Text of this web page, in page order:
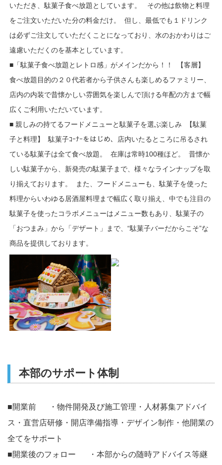
いただき、駄菓子食べ放題としています。 その他は飲物と料理
をご注文いただいた分の料金だけ。 但し、最低でも１ドリンク
は必ずご注文していただくことになっており、水のおかわりはご
遠慮いただくのを基本としています。
■「駄菓子食べ放題とレトロ感」がメインだから！！ 【客層】
食べ放題目的の２０代若者から子供さんも楽しめるファミリー、
店内の内装で昔懐かしい雰囲気を楽しんで頂ける年配の方まで幅
広くご利用いただいています。
■ 親しみの持てるフードメニューと駄菓子を選ぶ楽しみ 【駄菓
子と料理】 駄菓子ｺｰﾅｰをはじめ、店内いたるところに吊るされ
ている駄菓子は全て食べ放題。 在庫は常時100種ほど。 昔懐か
しい駄菓子から、新発売の駄菓子まで、様々なラインナップを取
り揃えております。 また、フードメニューも、駄菓子を使った
料理からいわゆる居酒屋料理まで幅広く取り揃え、中でも注目の
駄菓子を使ったコラボメニューはメニュー数もあり、駄菓子の
「おつまみ」から「デザート」まで、“駄菓子バーだからこそ”な
商品を提供しております。
本部のサポート体制
■開業前 ・物件開発及び施工管理・人材募集アドバイ
ス・直営店研修・開店準備指導・デザイン制作・他開業の
全てをサポート
■開業後のフォロー ・本部からの随時アドバイス等継